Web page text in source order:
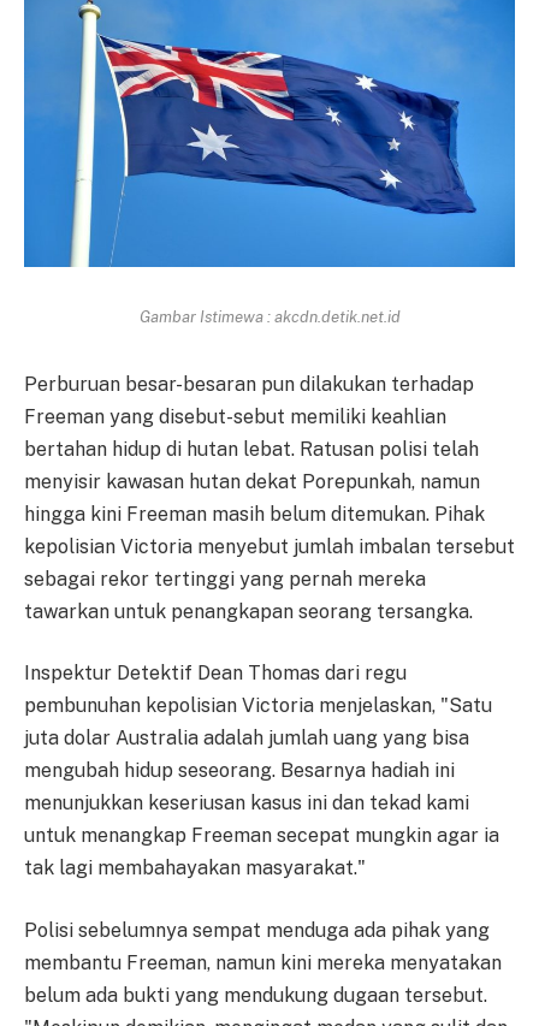
Gambar Istimewa : akcdn.detik.net.id
Perburuan besar-besaran pun dilakukan terhadap
Freeman yang disebut-sebut memiliki keahlian
bertahan hidup di hutan lebat. Ratusan polisi telah
menyisir kawasan hutan dekat Porepunkah, namun
hingga kini Freeman masih belum ditemukan. Pihak
kepolisian Victoria menyebut jumlah imbalan tersebut
sebagai rekor tertinggi yang pernah mereka
tawarkan untuk penangkapan seorang tersangka.
Inspektur Detektif Dean Thomas dari regu
pembunuhan kepolisian Victoria menjelaskan, "Satu
juta dolar Australia adalah jumlah uang yang bisa
mengubah hidup seseorang. Besarnya hadiah ini
menunjukkan keseriusan kasus ini dan tekad kami
untuk menangkap Freeman secepat mungkin agar ia
tak lagi membahayakan masyarakat."
Polisi sebelumnya sempat menduga ada pihak yang
membantu Freeman, namun kini mereka menyatakan
belum ada bukti yang mendukung dugaan tersebut.